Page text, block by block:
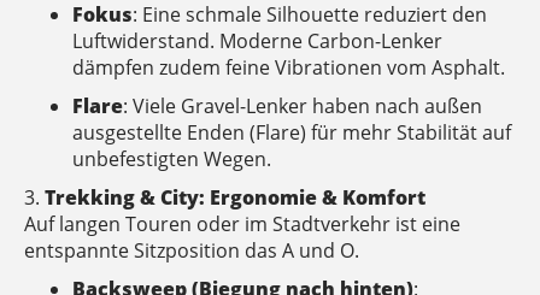
Fokus: Eine schmale Silhouette reduziert den
Luftwiderstand. Moderne Carbon-Lenker
dämpfen zudem feine Vibrationen vom Asphalt.
Flare: Viele Gravel-Lenker haben nach außen
ausgestellte Enden (Flare) für mehr Stabilität auf
unbefestigten Wegen.
3. Trekking & City: Ergonomie & Komfort
Auf langen Touren oder im Stadtverkehr ist eine
entspannte Sitzposition das A und O.
Backsweep (Biegung nach hinten):